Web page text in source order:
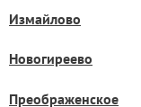
Измайлово
Новогиреево
Преображенское